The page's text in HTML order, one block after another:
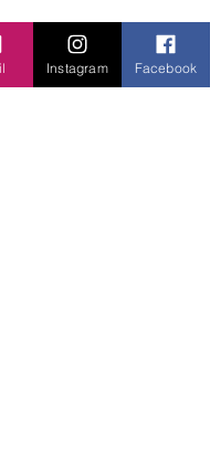
Instagram Facebook